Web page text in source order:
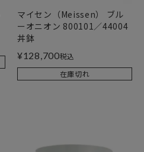
マイセン（Meissen） ブル
ーオニオン 800101／44004
丼鉢
¥128,700税込
在庫切れ